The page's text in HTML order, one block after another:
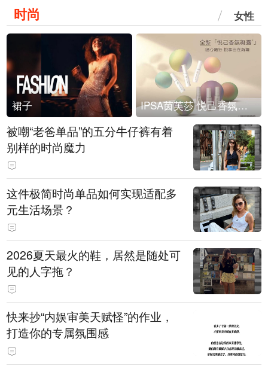
时尚 女性
裙子 IPSA茵芙莎 悦己香氛凝露上市
被嘲“老爸单品”的五分牛仔裤有着
别样的时尚魔力
这件极简时尚单品如何实现适配多
元生活场景？
2026夏天最火的鞋，居然是随处可
见的人字拖？
快来抄“内娱审美天赋怪”的作业，
打造你的专属氛围感